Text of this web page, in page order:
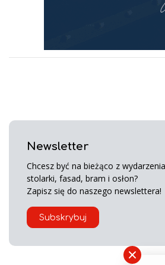
Newsletter
Chcesz być na bieżąco z
stolarki, fasad, bram i osłon?
Zapisz się do naszego newslettera!
Subskrybuj
×